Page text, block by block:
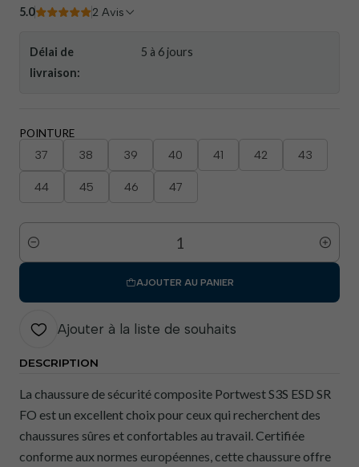
5.0 2 Avis
Délai de
livraison:
5 à 6 jours
POINTURE
37 38 39 40 41 42 43
44 45 46 47
Quantité
AJOUTER AU PANIER
Ajouter à la liste de souhaits
DESCRIPTION
La chaussure de sécurité composite Portwest S3S ESD SR
FO est un excellent choix pour ceux qui recherchent des
chaussures sûres et confortables au travail. Certifiée
conforme aux normes européennes, cette chaussure offre